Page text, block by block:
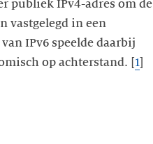
publiek IPv4-adres om de
vastgelegd in een
IPv6 speelde daarbij
op achterstand. [ 1